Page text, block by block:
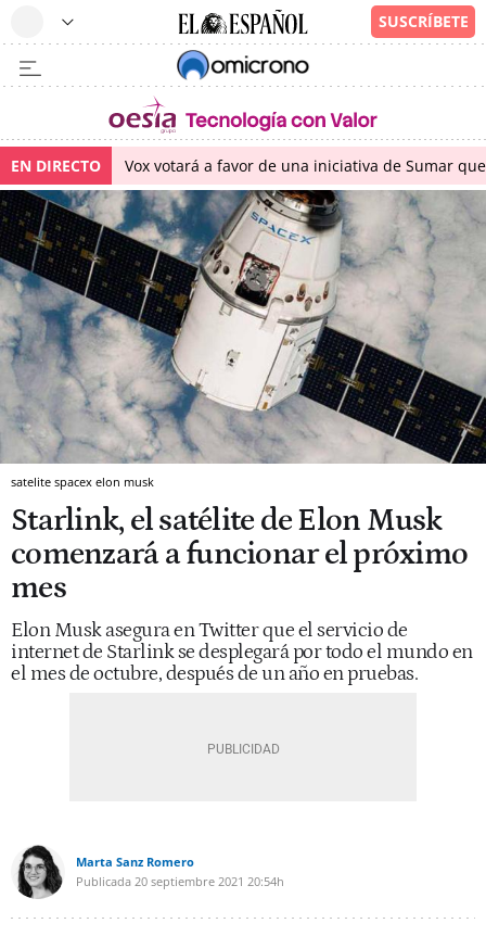
EN DIRECTO Vox votará a favor de una iniciativa de Sumar
satelite spacex elon musk
Starlink, el satélite de Elon Musk
comenzará a funcionar el próximo
mes
Elon Musk asegura en Twitter que el servicio de
internet de Starlink se desplegará por todo el mundo en
el mes de octubre, después de un año en pruebas.
Marta Sanz Romero
Publicada 20 septiembre 2021 20:54h